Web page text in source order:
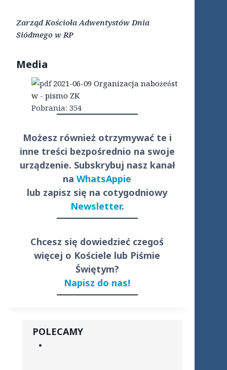
Zarząd Kościoła Adwentystów Dnia
Siódmego w RP
Media
2021-06-09 Organizacja nabożeńst
w - pismo ZK
Pobrania: 354
Możesz również otrzymywać te i
inne treści bezpośrednio na swoje
urządzenie. Subskrybuj nasz kanał
naWhatsAppie
lub zapisz się na cotygodniowy
Newsletter.
Chcesz się dowiedzieć czegoś
więcej o Kościele lub Piśmie
Świętym?
Napisz do nas!
POLECAMY